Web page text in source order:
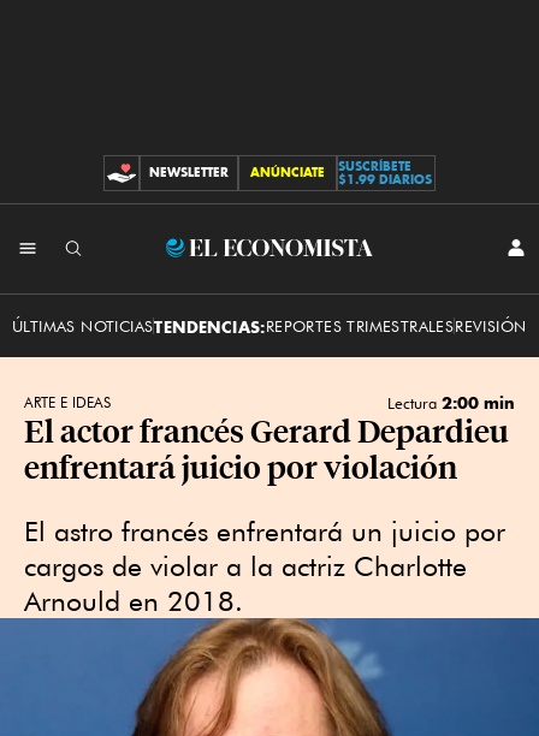
CONTRIBUCIONES
NEWSLETTER ANÚNCIATE
SUSCRÍBETE
$1.99 DIARIOS
El
ÚLTIMAS NOTICIASTENDENCIAS:REPORTES TRIMESTRALESREVISIÓN
ARTE E IDEAS Lectura 2:00 min
El actor francés Gerard Depardieu
enfrentará juicio por violación
El astro francés enfrentará un juicio por
cargos de violar a la actriz Charlotte
Arnould en 2018.